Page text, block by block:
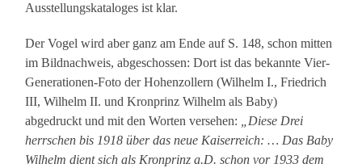
Ausstellungskataloges ist klar.
Der Vogel wird aber ganz am Ende auf S. 148, schon mitten
im Bildnachweis, abgeschossen: Dort ist das bekannte Vier-
Generationen-Foto der Hohenzollern (Wilhelm I., Friedrich
III, Wilhelm II. und Kronprinz Wilhelm als Baby)
abgedruckt und mit den Worten versehen: „Diese Drei
herrschen bis 1918 über das neue Kaiserreich: … Das Baby
Wilhelm dient sich als Kronprinz a.D. schon vor 1933 dem